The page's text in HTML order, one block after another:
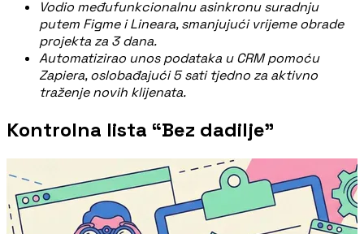
Vodio međufunkcionalnu asinkronu suradnju
putem Figme i Lineara, smanjujući vrijeme obrade
projekta za 3 dana.
Automatizirao unos podataka u CRM pomoću
Zapiera, oslobađajući 5 sati tjedno za aktivno
traženje novih klijenata.
Kontrolna lista “Bez dadilje”